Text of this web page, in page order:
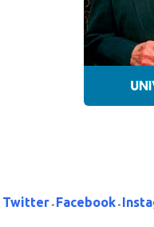
Twitter - Facebook -